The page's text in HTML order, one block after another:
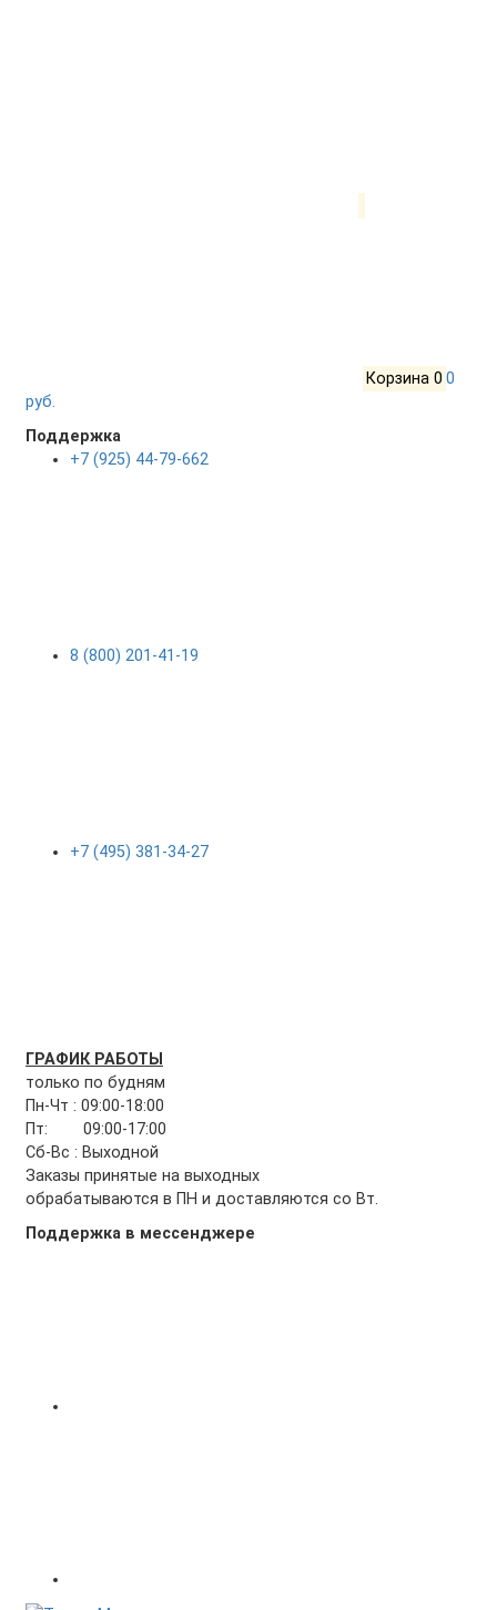
Корзина 0 0
руб.
Поддержка
+7 (925) 44-79-662
8 (800) 201-41-19
+7 (495) 381-34-27
ГРАФИК РАБОТЫ
только по будням
Пн-Чт : 09:00-18:00
Пт: 09:00-17:00
Сб-Вс : Выходной
Заказы принятые на выходных
обрабатываются в ПН и доставляются со Вт.
Поддержка в мессенджере